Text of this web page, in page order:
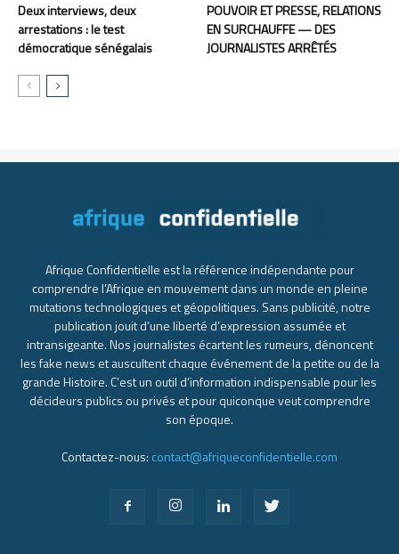
Deux interviews, deux
arrestations : le test
démocratique sénégalais
POUVOIR ET PRESSE, RELATIONS
EN SURCHAUFFE — DES
JOURNALISTES ARRÊTÉS
Afrique Confidentielle est la référence indépendante pour
comprendre l’Afrique en mouvement dans un monde en pleine
mutations technologiques et géopolitiques. Sans publicité, notre
publication jouit d’une liberté d’expression assumée et
intransigeante. Nos journalistes écartent les rumeurs, dénoncent
les fake news et auscultent chaque événement de la petite ou de la
grande Histoire. C’est un outil d’information indispensable pour les
décideurs publics ou privés et pour quiconque veut comprendre
son époque.
Contactez-nous: contact@afriqueconfidentielle.com